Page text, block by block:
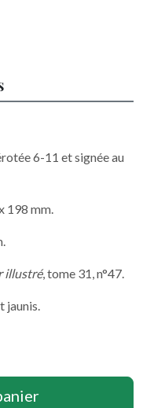
6-11 et signée au
198 mm.
illustré, tome 31, n°47.
jaunis.